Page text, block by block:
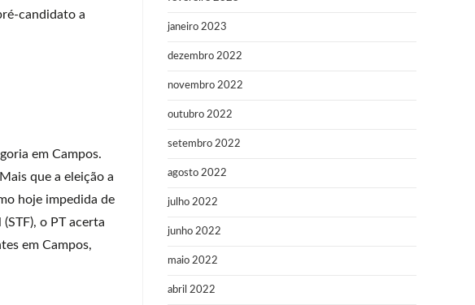
candidato a
em Campos.
que a eleição a
hoje impedida de
o PT acerta
em Campos,
janeiro 2023
dezembro 2022
novembro 2022
outubro 2022
setembro 2022
agosto 2022
julho 2022
junho 2022
maio 2022
abril 2022